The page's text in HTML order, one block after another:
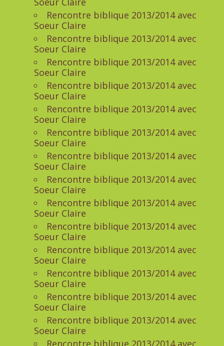
Rencontre biblique 2013/2014 avec
Soeur Claire
Rencontre biblique 2013/2014 avec
Soeur Claire
Rencontre biblique 2013/2014 avec
Soeur Claire
Rencontre biblique 2013/2014 avec
Soeur Claire
Rencontre biblique 2013/2014 avec
Soeur Claire
Rencontre biblique 2013/2014 avec
Soeur Claire
Rencontre biblique 2013/2014 avec
Soeur Claire
Rencontre biblique 2013/2014 avec
Soeur Claire
Rencontre biblique 2013/2014 avec
Soeur Claire
Rencontre biblique 2013/2014 avec
Soeur Claire
Rencontre biblique 2013/2014 avec
Soeur Claire
Rencontre biblique 2013/2014 avec
Soeur Claire
Rencontre biblique 2013/2014 avec
Soeur Claire
Rencontre biblique 2013/2014 avec
Soeur Claire
Rencontre biblique 2013/2014 avec